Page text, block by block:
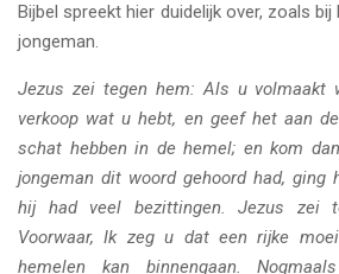
Bijbel spreekt hier duidelijk over, zoals bij
jongeman.
Jezus zei tegen hem: Als u volmaakt
verkoop wat u hebt, en geef het aan
schat hebben in de hemel; en kom
jongeman dit woord gehoord had, ging
hij had veel bezittingen. Jezus zei
Voorwaar, Ik zeg u dat een rijke
hemelen kan binnengaan.